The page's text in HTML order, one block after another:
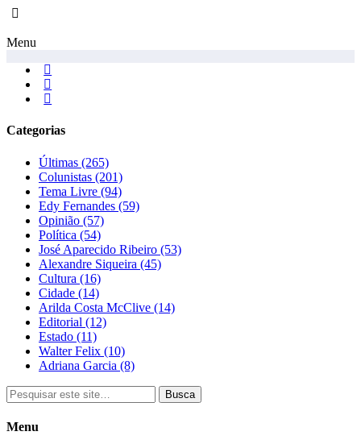
Menu
Categorias
Últimas (265)
Colunistas (201)
Tema Livre (94)
Edy Fernandes (59)
Opinião (57)
Política (54)
José Aparecido Ribeiro (53)
Alexandre Siqueira (45)
Cultura (16)
Cidade (14)
Arilda Costa McClive (14)
Editorial (12)
Estado (11)
Walter Felix (10)
Adriana Garcia (8)
Busca
Menu